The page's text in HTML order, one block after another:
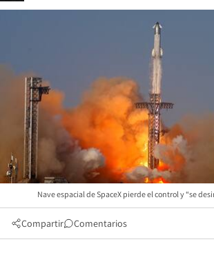
Nave espacial de SpaceX pierde el control y “se
Compartir Comentarios